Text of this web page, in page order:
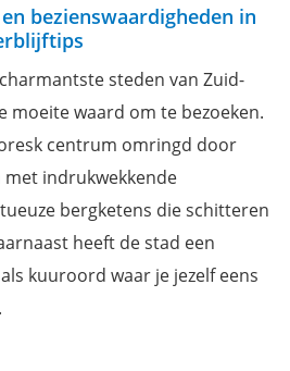
bezienswaardigheden in
steden van Zuid-
moeite waard om te bezoeken.
centrum omringd door
indrukwekkende
bergketens die schitteren
heeft de stad een
kuuroord waar je jezelf eens